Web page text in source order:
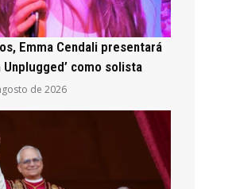
Emma Cendali presentará
Unplugged’ como solista
de 2026